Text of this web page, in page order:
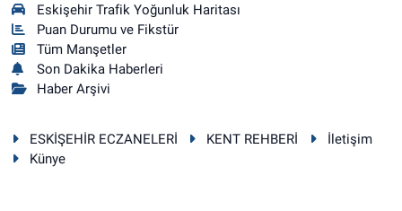
Eskişehir Trafik Yoğunluk Haritası
Puan Durumu ve Fikstür
Tüm Manşetler
Son Dakika Haberleri
Haber Arşivi
ESKİŞEHİR ECZANELERİ KENT REHBERİ
İletişim
Künye